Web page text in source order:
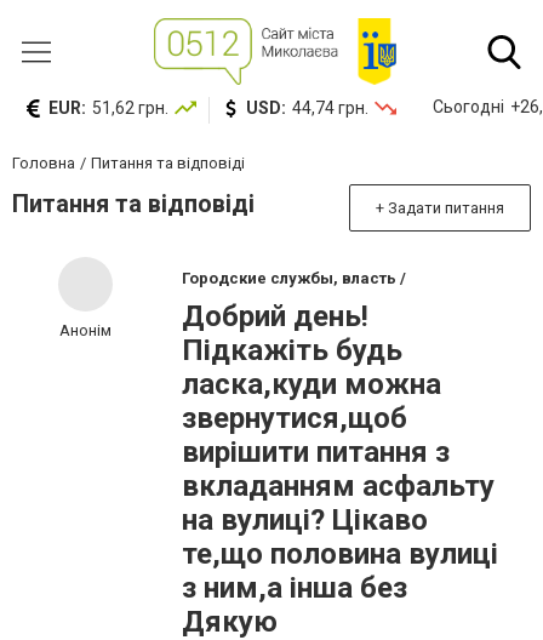
EUR: 51,62 грн. USD: 44,74 грн. Сьогодні
Головна Питання та відповіді
Питання та відповіді + Задати питання
Анонім
Городские службы, власть /
Добрий день!
Підкажіть будь
ласка,куди можна
звернутися,щоб
вирішити питання з
вкладанням асфальту
на вулиці? Цікаво
те,що половина вулиці
з ним,а інша без
Дякую